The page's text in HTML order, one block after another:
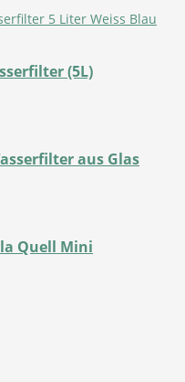
(5L)
aus Glas
Quell Mini